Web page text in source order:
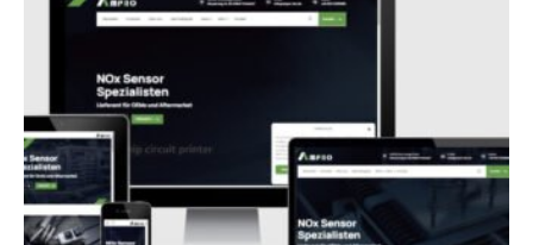
Industrie Webseiten Erstellung
Homepage Webseite